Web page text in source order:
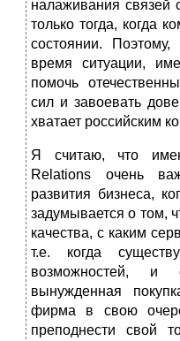
налаживания связей
только тогда, когда
состоянии.
время ситуации,
помочь
сил и завоевать
хватает российским
Я считаю, что
Relations очень
развития бизнеса,
задумывается о том,
качества, с каким
т.е. когда
возможностей,
вынужденная
фирма в свою
преподнести свой